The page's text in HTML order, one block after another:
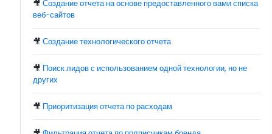
🎥 Создание отчета на основе предоставленного вами списка
веб-сайтов
🎥 Создание технологического отчета
🎥 Поиск лидов с использованием одной технологии, но не
других
🎥 Приоритизация отчета по расходам